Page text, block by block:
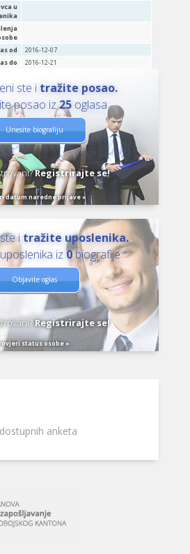
u
od
2016-12-07
do
2016-12-21
ste i tražite posao.
posao iz25oglasa
Unesite biografiju
Registrirajte se!
datum naredne prijave »
i tražite uposlenika.
iz 0biografije
Objavite oglas
Registrirajte se!
status osobe »
anketa